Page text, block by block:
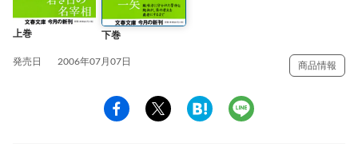
上巻 下巻
発売日 2006年07月07日 商品情報